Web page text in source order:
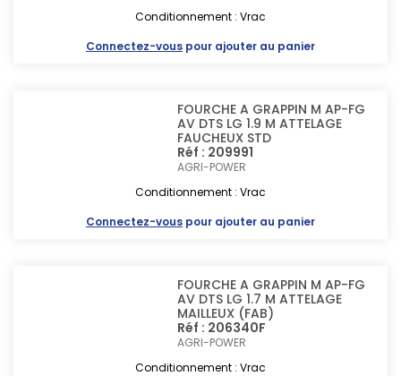
Conditionnement : Vrac
Connectez-vous pour ajouter au panier
FOURCHE A GRAPPIN M AP-FG
AV DTS LG 1.9 M ATTELAGE
FAUCHEUX STD
Réf : 209991
AGRI-POWER
Conditionnement : Vrac
Connectez-vous pour ajouter au panier
FOURCHE A GRAPPIN M AP-FG
AV DTS LG 1.7 M ATTELAGE
MAILLEUX (FAB)
Réf : 206340F
AGRI-POWER
Conditionnement : Vrac